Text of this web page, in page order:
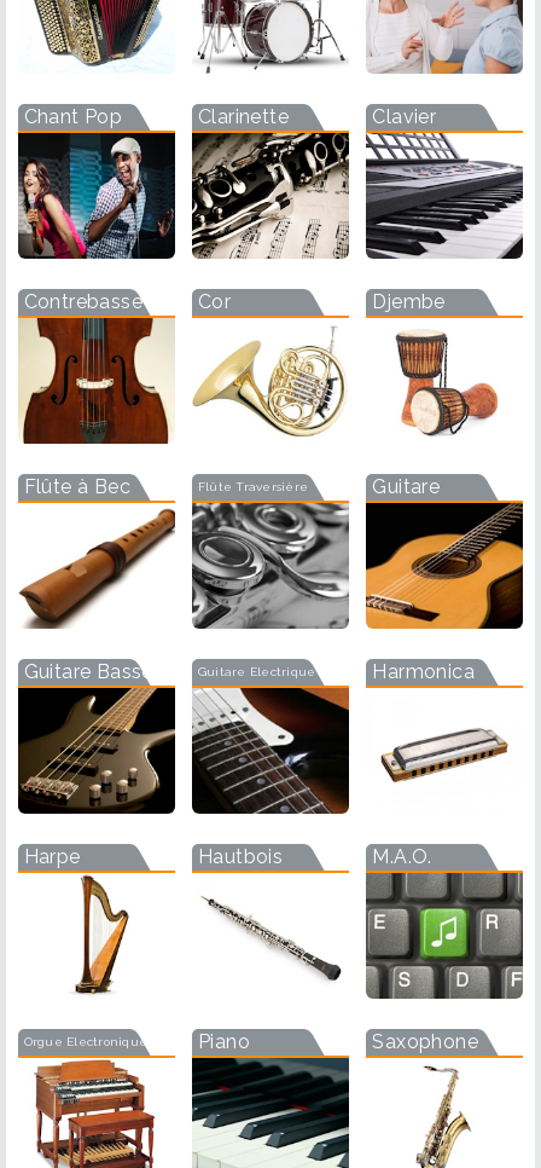
Chant Pop Clarinette Clavier
Contrebasse Cor Djembe
Flûte à Bec Flûte Traversière Guitare
Guitare Basse Guitare Electrique Harmonica
Harpe Hautbois M.A.O.
Orgue Electronique Piano Saxophone